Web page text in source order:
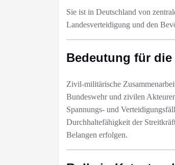
Sie ist in Deutschland von
Landesverteidigung und den
Bedeutung für
Zivil-militärische
Bundeswehr und zivilen
Spannungs- und
Durchhaltefähigkeit der
Belangen erfolgen.​